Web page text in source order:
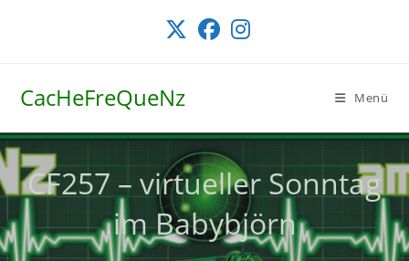
CacHeFreQueNz Menü
CF257 – virtueller Sonntag
im Babybjörn